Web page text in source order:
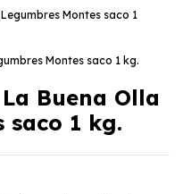
Buena Olla
saco 1 kg.